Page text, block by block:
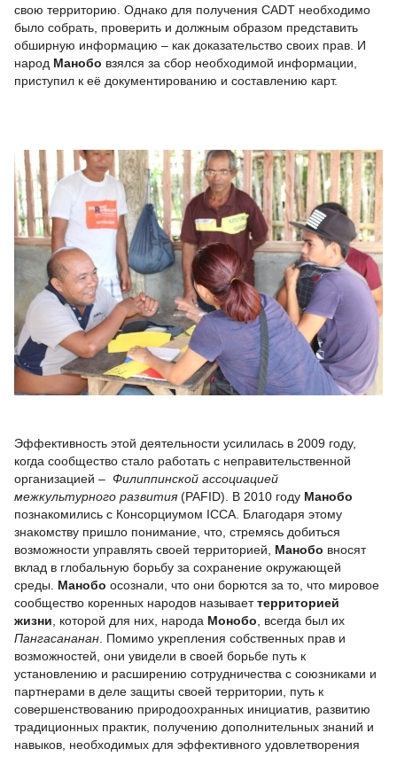
свою территорию. Однако для получения CADT необходимо
было собрать, проверить и должным образом представить
обширную информацию – как доказательство своих прав. И
народ Манобо взялся за сбор необходимой информации,
приступил к её документированию и составлению карт.
Эффективность этой деятельности усилилась в 2009 году,
когда сообщество стало работать с неправительственной
организацией – Филиппинской ассоциацией
межкультурного развития (PAFID). В 2010 году Манобо
познакомились с Консорциумом ICCA. Благодаря этому
знакомству пришло понимание, что, стремясь добиться
возможности управлять своей территорией, Манобо вносят
вклад в глобальную борьбу за сохранение окружающей
среды. Манобо осознали, что они борются за то, что мировое
сообщество коренных народов называеттерриторией
жизни , которой для них, народа Монобо , всегда был их
Пангасананан . Помимо укрепления собственных прав и
возможностей, они увидели в своей борьбе путь к
установлению и расширению сотрудничества с союзниками и
партнерами в деле защиты своей территории, путь к
совершенствованию природоохранных инициатив, развитию
традиционных практик, получению дополнительных знаний и
навыков, необходимых для эффективного удовлетворения